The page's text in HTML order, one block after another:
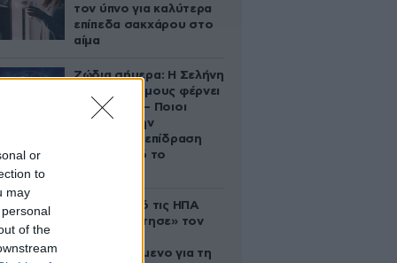
or
to
may
of the
τον ύπνο για καλύτερα
επίπεδα σακχάρου στο
αίμα
Ζώδια σήμερα: Η Σελήνη
στους Διδύμους φέρνει
ανατροπές – Ποιοι
δέχονται την
ευεργετική επίδραση
του Δία από το
Ζευγάρι από τις ΗΠΑ
που «υιοθέτησε» τον
κατηγορούμενο για τη